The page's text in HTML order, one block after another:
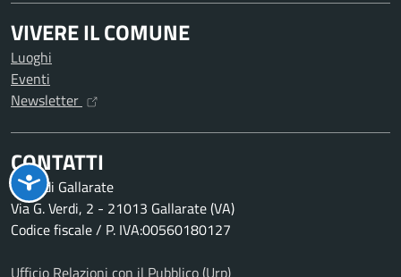
VIVERE IL COMUNE
Luoghi
Eventi
Newsletter
CONTATTI
Città di Gallarate
Via G. Verdi, 2 - 21013 Gallarate (VA)
Codice fiscale / P. IVA:00560180127
Ufficio Relazioni con il Pubblico (Urp)